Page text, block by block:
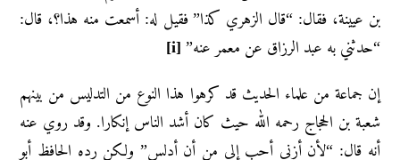
بن عيينة، فقال: “قال الزهري كذا” فقيل له: أسمعت منه هذا؟، قال:
“حدثني به عبد الرزاق عن معمر عنه” [i]
إن جماعة من علماء الحديث قد كرهوا هذا النوع من التدليس من بينهم
شعبة بن الحجاج رحمه الله حيث كان أشد الناس إنكارا. وقد روي عنه
أنه قال: “لأن أزني أحب إلي من أن أدلس” ولكن رده الحافظ أبو